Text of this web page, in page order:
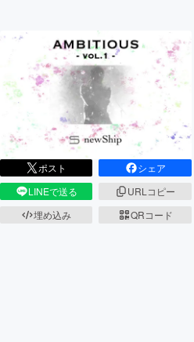
アート・写真
テクノロジー・ガジェ
映像・映画
ビジネス・起業
まちづくり・地域活性化
ポスト
シェア
LINEで送る
URLコピー
埋め込み
QRコード